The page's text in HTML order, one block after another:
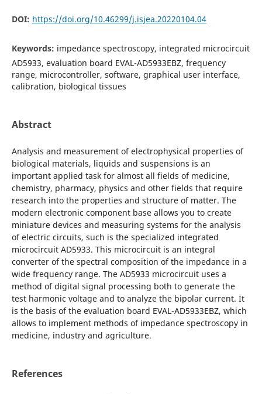
DOI: https://doi.org/10.46299/j.isjea.20220104.04
Keywords: impedance spectroscopy, integrated microcircuit
AD5933, evaluation board EVAL-AD5933EBZ, frequency
range, microcontroller, software, graphical user interface,
calibration, biological tissues
Abstract
Analysis and measurement of electrophysical properties of
biological materials, liquids and suspensions is an
important applied task for almost all fields of medicine,
chemistry, pharmacy, physics and other fields that require
research into the properties and structure of matter. The
modern electronic component base allows you to create
miniature devices and measuring systems for the analysis
of electric circuits, such is the specialized integrated
microcircuit AD5933. This microcircuit is an integral
converter of the spectral composition of the impedance in a
wide frequency range. The AD5933 microcircuit uses a
method of digital signal processing both to generate the
test harmonic voltage and to analyze the bipolar current. It
is the basis of the evaluation board EVAL-AD5933EBZ, which
allows to implement methods of impedance spectroscopy in
medicine, industry and agriculture.
References